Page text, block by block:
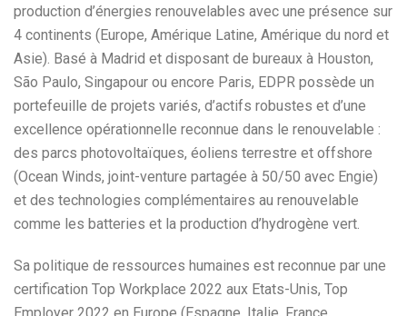
production d’énergies renouvelables avec une présence sur
4 continents (Europe, Amérique Latine, Amérique du nord et
Asie). Basé à Madrid et disposant de bureaux à Houston,
São Paulo, Singapour ou encore Paris, EDPR possède un
portefeuille de projets variés, d’actifs robustes et d’une
excellence opérationnelle reconnue dans le renouvelable :
des parcs photovoltaïques, éoliens terrestre et offshore
(Ocean Winds, joint-venture partagée à 50/50 avec Engie)
et des technologies complémentaires au renouvelable
comme les batteries et la production d’hydrogène vert.
Sa politique de ressources humaines est reconnue par une
certification Top Workplace 2022 aux Etats-Unis, Top